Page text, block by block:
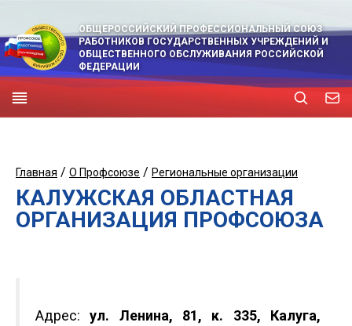
ОБЩЕРОССИЙСКИЙ ПРОФЕССИОНАЛЬНЫЙ СОЮЗ
РАБОТНИКОВ ГОСУДАРСТВЕННЫХ УЧРЕЖДЕНИЙ И
ОБЩЕСТВЕННОГО ОБСЛУЖИВАНИЯ РОССИЙСКОЙ
ФЕДЕРАЦИИ
Главная / О Профсоюзе / Региональные организации
КАЛУЖСКАЯ ОБЛАСТНАЯ
ОРГАНИЗАЦИЯ ПРОФСОЮЗА
Адрес:ул. Ленина, 81, к. 335, Калуга,